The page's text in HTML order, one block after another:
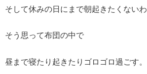
そして休みの日にまで朝起きたくないわ
そう思って布団の中で
昼まで寝たり起きたりゴロゴロ過ごす。